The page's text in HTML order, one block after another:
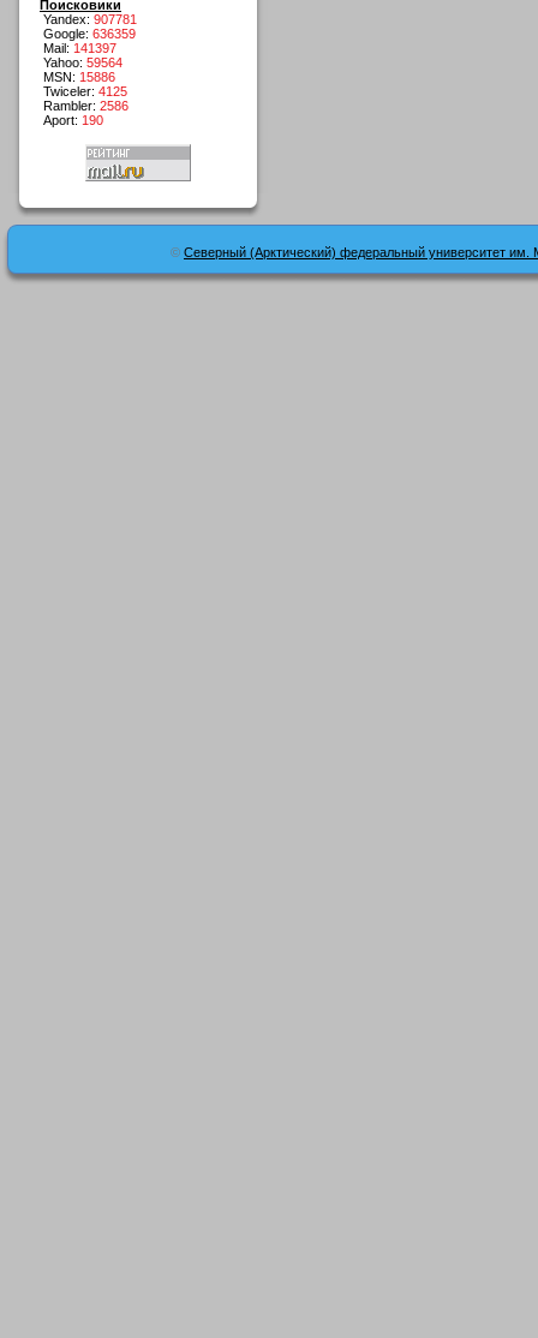
Поисковики
Yandex: 907781
Google: 636359
Mail: 141397
Yahoo: 59564
MSN: 15886
Twiceler: 4125
Rambler: 2586
Aport: 190
© Северный (Арктический) федеральный университет